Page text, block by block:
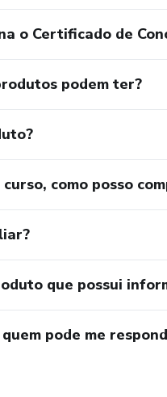
+ EXEMPLOS
(LTA/LTB)
(5 PRINCIPAIS)
o Certificado de
podem ter?
como posso
que possui
pode me